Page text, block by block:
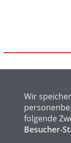
FAQ
Wir
folgende
Besucher-